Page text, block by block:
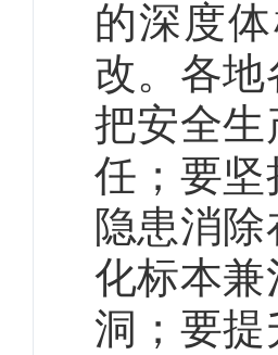
的深度
改。各
把安全
任；要
隐患消
化标本
洞；要